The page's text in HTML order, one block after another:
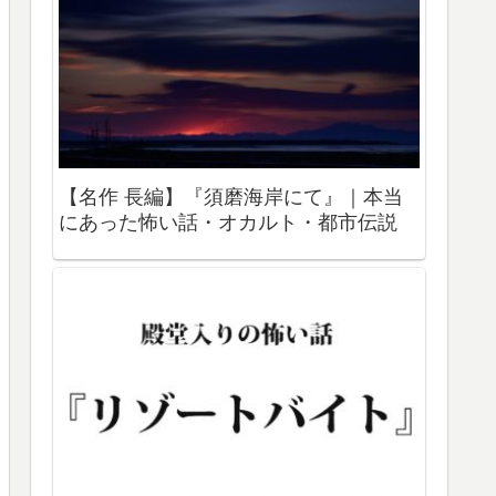
【名作 長編】『須磨海岸にて』｜本当
にあった怖い話・オカルト・都市伝説